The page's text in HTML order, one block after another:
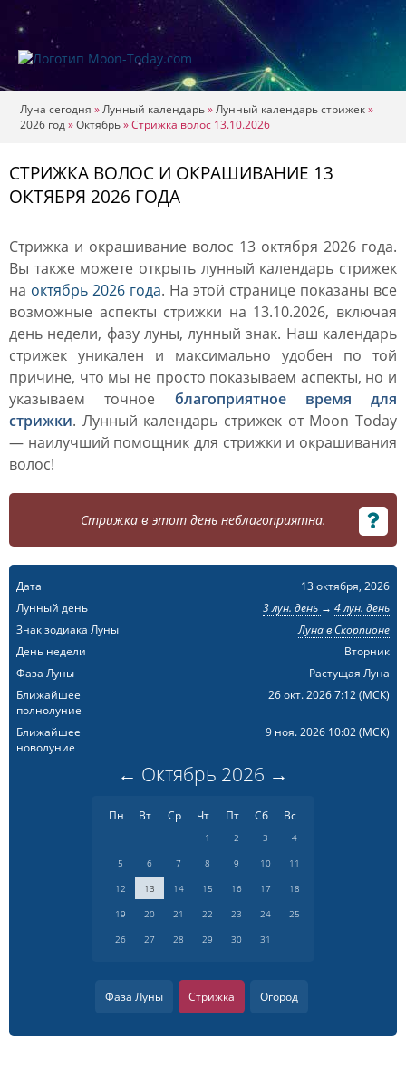
Луна сегодня »Лунный календарь»Лунный календарь стрижек»
2026 год»Октябрь»Стрижка волос 13.10.2026
СТРИЖКА ВОЛОС И ОКРАШИВАНИЕ 13
ОКТЯБРЯ 2026 ГОДА
Стрижка и окрашивание волос 13 октября 2026 года.
Вы также можете открыть лунный календарь стрижек
на октябрь 2026 года. На этой странице показаны все
возможные аспекты стрижки на 13.10.2026, включая
день недели, фазу луны, лунный знак. Наш календарь
стрижек уникален и максимально удобен по той
причине, что мы не просто показываем аспекты, но и
указываем точное благоприятное время для
стрижки. Лунный календарь стрижек от Moon Today
— наилучший помощник для стрижки и окрашивания
волос!
Стрижка в этот день неблагоприятна.
Дата
13 октября, 2026
Лунный день
3 лун. день → 4 лун. день
Знак зодиака Луны
Луна в Скорпионе
День недели
Вторник
Фаза Луны
Растущая Луна
Ближайшее
полнолуние
26 окт. 2026 7:12(МСК)
Ближайшее
новолуние
9 ноя. 2026 10:02(МСК)
← Октябрь 2026 →
Пн Вт Ср Чт Пт Сб Вс
1 2 3
4
5
6 7 8 9 10
11
12
13 14 15 16 17
18
19
20 21 22 23 24
25
26
27 28 29 30 31
Фаза Луны Стрижка Огород